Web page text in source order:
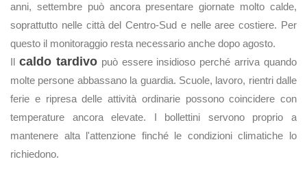
anni, settembre può ancora presentare giornate molto calde,
soprattutto nelle città del Centro-Sud e nelle aree costiere. Per
questo il monitoraggio resta necessario anche dopo agosto.
Il caldo tardivopuò essere insidioso perché arriva quando
molte persone abbassano la guardia. Scuole, lavoro, rientri dalle
ferie e ripresa delle attività ordinarie possono coincidere con
temperature ancora elevate. I bollettini servono proprio a
mantenere alta l'attenzione finché le condizioni climatiche lo
richiedono.